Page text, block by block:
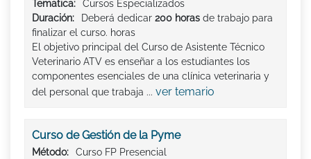
Tematica:
Cursos Especializados
Duración:
Deberá dedicar 200 horas de trabajo para
finalizar el curso. horas
El objetivo principal del Curso de Asistente Técnico
Veterinario ATV es enseñar a los estudiantes los
componentes esenciales de una clínica veterinaria y
del personal que trabaja ... ver temario
Curso de Gestión de la Pyme
Método:
Curso FP Presencial